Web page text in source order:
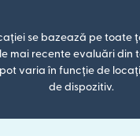
se bazează pe toate
mai recente evaluări din
varia în funcție de
de dispozitiv.